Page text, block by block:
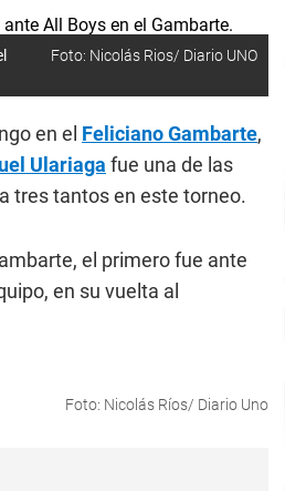
Foto: Nicolás Rios/ Diario UNO
en el Feliciano Gambarte,
Ulariaga fue una de las
tres tantos en este torneo.
el primero fue ante
en su vuelta al
Foto: Nicolás Ríos/ Diario Uno